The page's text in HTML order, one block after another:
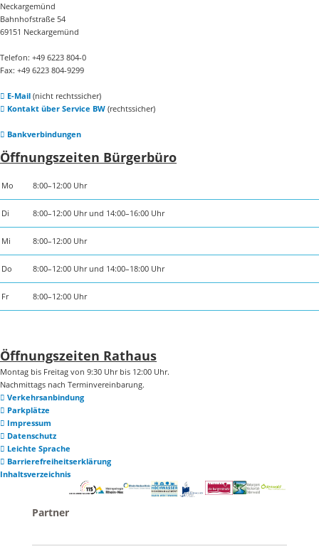
Neckargemünd
Bahnhofstraße 54
69151 Neckargemünd
Telefon: +49 6223 804-0
Fax: +49 6223 804-9299
E-Mail(nicht rechtssicher)
Kontakt über Service BW(rechtssicher)
Bankverbindungen
Öffnungszeiten Bürgerbüro
Mo 8:00–12:00 Uhr
Di 8:00–12:00 Uhr und 14:00–16:00 Uhr
Mi 8:00–12:00 Uhr
Do 8:00–12:00 Uhr und 14:00–18:00 Uhr
Fr 8:00–12:00 Uhr
Öffnungszeiten Rathaus
Montag bis Freitag von 9:30 Uhr bis 12:00 Uhr.
Nachmittags nach Terminvereinbarung.
Verkehrsanbindung
Parkplätze
Impressum
Datenschutz
Leichte Sprache
Barrierefreiheitserklärung
Inhaltsverzeichnis